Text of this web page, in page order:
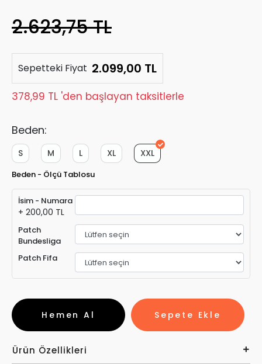
2.623,75 TL
Sepetteki Fiyat 2.099,00 TL
378,99 TL 'den başlayan taksitlerle
Beden:
XXL
XL
L
M
S
Beden - Ölçü Tablosu
İsim - Numara
+ 200,00 TL
Patch
Bundesliga
Patch Fifa
Sepete Ekle
Hemen Al
Ürün Özellikleri